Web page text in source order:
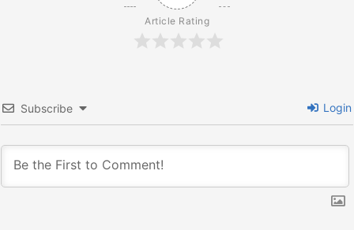
0
Article Rating